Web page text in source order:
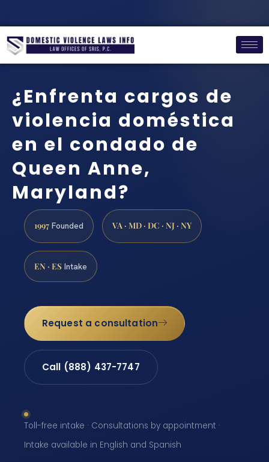
¿Enfrenta cargos de
violencia doméstica
en el condado de
Queen Anne,
Maryland?
1997 Founded VA · MD · DC · NJ · NY
EN · ES Intake
Request a consultation
Call (888) 437-7747
Toll-free intake · Consultations by appointment ·
Intake available in English and Spanish